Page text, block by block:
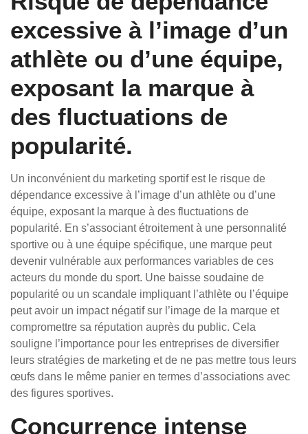
excessive à l’image d’un
athlète ou d’une équipe,
exposant la marque à
des fluctuations de
popularité.
Un inconvénient du marketing sportif est le risque de
dépendance excessive à l’image d’un athlète ou d’une
équipe, exposant la marque à des fluctuations de
popularité. En s’associant étroitement à une personnalité
sportive ou à une équipe spécifique, une marque peut
devenir vulnérable aux performances variables de ces
acteurs du monde du sport. Une baisse soudaine de
popularité ou un scandale impliquant l’athlète ou l’équipe
peut avoir un impact négatif sur l’image de la marque et
compromettre sa réputation auprès du public. Cela
souligne l’importance pour les entreprises de diversifier
leurs stratégies de marketing et de ne pas mettre tous leurs
œufs dans le même panier en termes d’associations avec
des figures sportives.
Concurrence intense